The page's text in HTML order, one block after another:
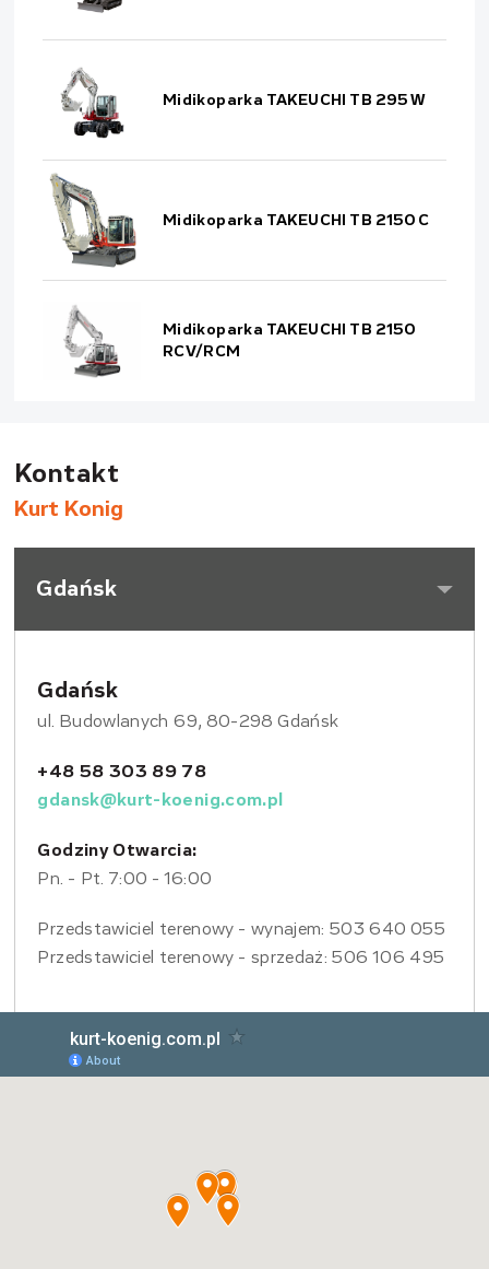
Midikoparka TAKEUCHI TB 295 W
Midikoparka TAKEUCHI TB 2150 C
Midikoparka TAKEUCHI TB 2150
RCV/RCM
Kontakt
Kurt Konig
Gdańsk
Gdańsk
ul. Budowlanych 69, 80-298 Gdańsk
+48 58 303 89 78
gdansk@kurt-koenig.com.pl
Godziny Otwarcia:
Pn. - Pt. 7:00 - 16:00
Przedstawiciel terenowy - wynajem: 503 640 055
Przedstawiciel terenowy - sprzedaż: 506 106 495